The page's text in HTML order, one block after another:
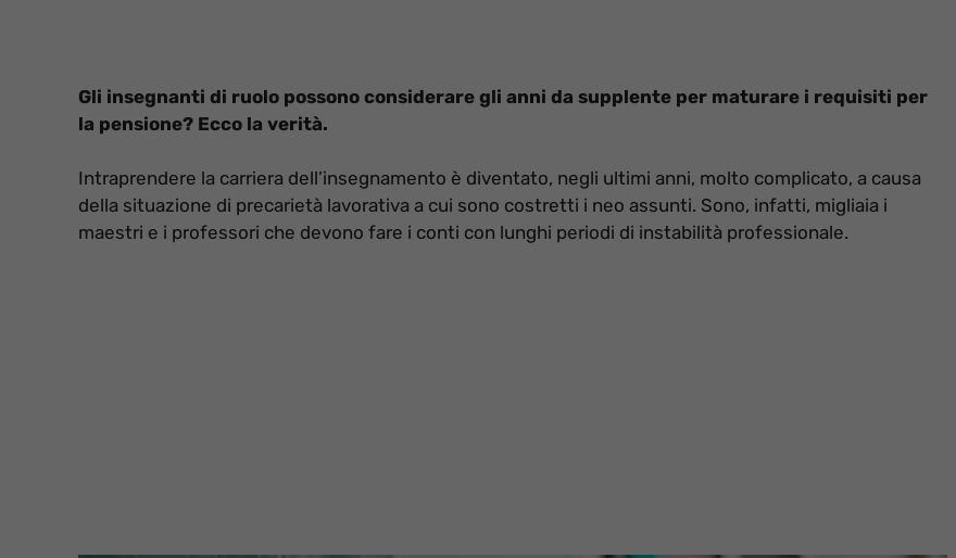
Gli insegnanti di ruolo possono considerare gli anni da supplente per maturare i requisiti per
la pensione? Ecco la verità.
Intraprendere la carriera dell’insegnamento è diventato, negli ultimi anni, molto complicato, a causa
della situazione di precarietà lavorativa a cui sono costretti i neo assunti. Sono, infatti, migliaia i
maestri e i professori che devono fare i conti con lunghi periodi di instabilità professionale.